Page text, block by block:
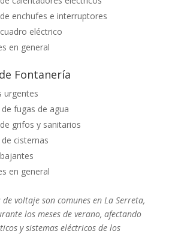
enchufes e interruptores
eléctrico
en general
Fontanería
urgentes
fugas de agua
grifos y sanitarios
cisternas
en general
voltaje son comunes en La Serreta,
los meses de verano, afectando
y sistemas eléctricos de los